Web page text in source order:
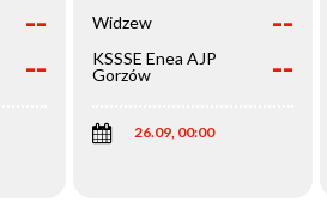
--
--
Widzew --
KSSSE Enea AJP
Gorzów
--
26.09, 00:00